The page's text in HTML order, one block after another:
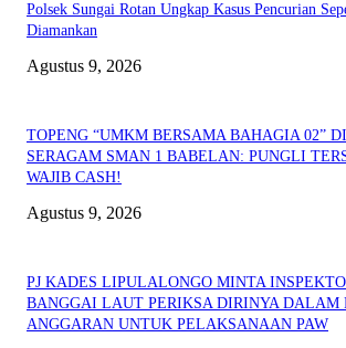
Polsek Sungai Rotan Ungkap Kasus Pencurian
Diamankan
Agustus 9, 2026
TOPENG “UMKM BERSAMA BAHAGIA 02”
SERAGAM SMAN 1 BABELAN: PUNGLI
WAJIB CASH!
Agustus 9, 2026
PJ KADES LIPULALONGO MINTA
BANGGAI LAUT PERIKSA DIRINYA DALAM
ANGGARAN UNTUK PELAKSANAAN PAW